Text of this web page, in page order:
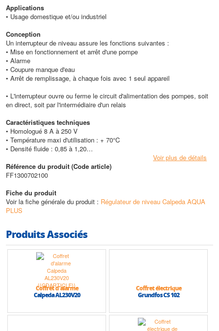
Applications
• Usage domestique et/ou industriel
Conception
Un interrupteur de niveau assure les fonctions suivantes :
• Mise en fonctionnement et arrêt d'une pompe
• Alarme
• Coupure manque d'eau
• Arrêt de remplissage, à chaque fois avec 1 seul appareil
• L'interrupteur ouvre ou ferme le circuit d'alimentation des pompes, soit
en direct, soit par l'intermédiaire d'un relais
Caractéristiques techniques
• Homologué 8 A à 250 V
• Température maxi d'utilisation : + 70°C
• Densité fluide : 0,85 à 1,20
• IP 68
Voir plus de détails
Référence du produit (Code article)
FF1300702100
Fiche du produit
Voir la fiche générale du produit : Régulateur de niveau Calpeda AQUA
PLUS
Produits Associés
Coffret d'alarme
Calpeda AL230V20
Coffret électrique
Grundfos CS 102